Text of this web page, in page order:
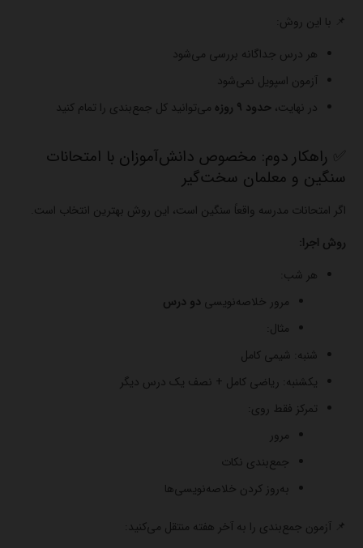
📌 با این روش:
هر درس جداگانه بررسی می‌شود
آزمون اسپویل نمی‌شود
در نهایت، حدود ۹ روزه می‌توانید کل جمع‌بندی را تمام کنید
✅ راهکار دوم: مخصوص دانش‌آموزان با امتحانات
سنگین و معلمان سخت‌گیر
اگر امتحانات مدرسه واقعاً سنگین است، این روش بهترین انتخاب است.
روش اجرا:
هر شب:
مرور خلاصه‌نویسی دو درس
مثال:
شنبه: شیمی کامل
یکشنبه: ریاضی کامل + نصف یک درس دیگر
تمرکز فقط روی:
مرور
جمع‌بندی نکات
به‌روز کردن خلاصه‌نویسی‌ها
📌 آزمون جمع‌بندی را به آخر هفته منتقل می‌کنید: